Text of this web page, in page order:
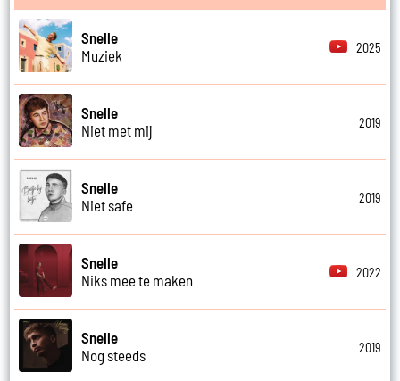
Snelle
Muziek
2025
Snelle
Niet met mij
2019
Snelle
Niet safe
2019
Snelle
Niks mee te maken
2022
Snelle
Nog steeds
2019